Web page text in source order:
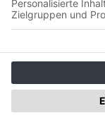
74-9 im Arete